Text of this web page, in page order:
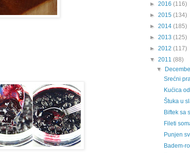
► 2016 (116)
► 2015 (134)
► 2014 (185)
► 2013 (125)
► 2012 (117)
▼ 2011 (88)
▼
Srećni
Kućica
Štuka u
Biftek sa
Fileti
Punjen
Badem-